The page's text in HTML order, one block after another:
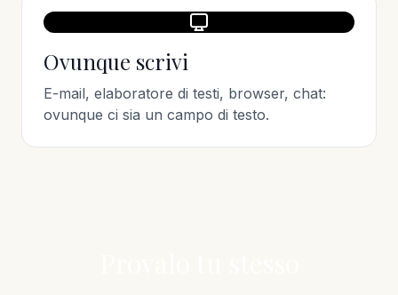
Ovunque scrivi
E-mail, elaboratore di testi, browser, chat:
ovunque ci sia un campo di testo.